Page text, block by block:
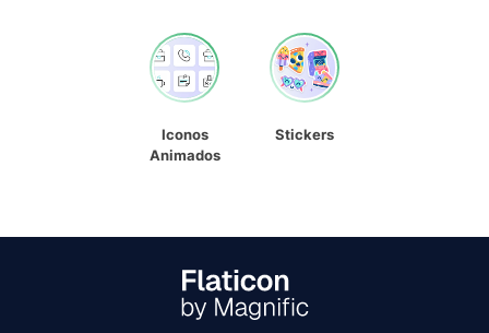
Iconos
Animados
Stickers